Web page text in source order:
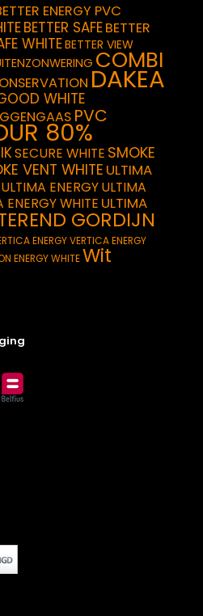
ENERGY PVC
BETTER SAFEBETTER
WHITEBETTER VIEW
COMBI
DAKEA
WHITE
PVC
80%
SECURE WHITE SMOKE
VENT WHITE ULTIMA
ULTIMA ENERGYULTIMA
ENERGY WHITE ULTIMA
GORDIJN
ENERGYVERTICA ENERGY
ENERGY WHITEWit